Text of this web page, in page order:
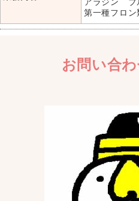
第一種フロ
お問い合